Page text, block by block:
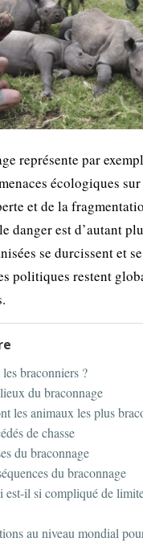
représente par
écologiques
et de la
danger est d’autant
se durcissent et
politiques restent
braconniers ?
du braconnage
les animaux les plus
de chasse
du braconnage
du braconnage
est-il si compliqué de
au niveau mondial